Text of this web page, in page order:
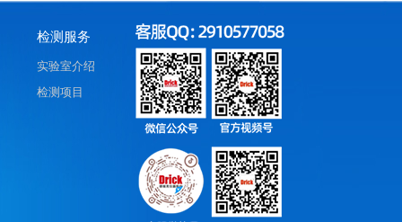
检测服务
实验室介绍
检测项目